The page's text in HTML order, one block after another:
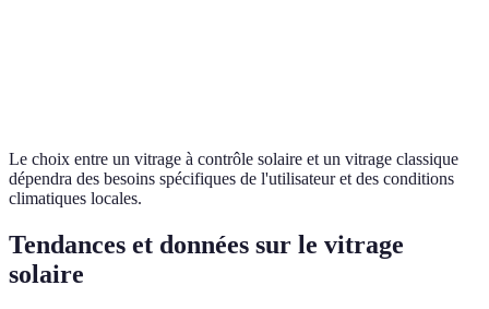
Le choix entre un vitrage à contrôle solaire et un vitrage classique
dépendra des besoins spécifiques de l'utilisateur et des conditions
climatiques locales.
Tendances et données sur le vitrage
solaire